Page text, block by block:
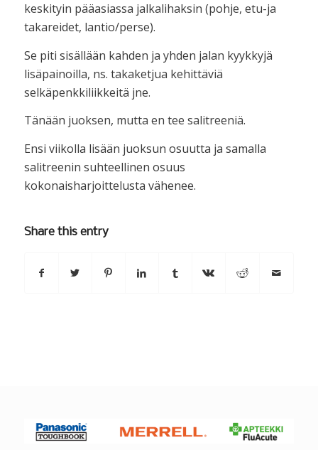
keskityin pääasiassa jalkalihaksin (pohje, etu-ja
takareidet, lantio/perse).
Se piti sisällään kahden ja yhden jalan kyykkyjä
lisäpainoilla, ns. takaketjua kehittäviä
selkäpenkkiliikkeitä jne.
Tänään juoksen, mutta en tee salitreeniä.
Ensi viikolla lisään juoksun osuutta ja samalla
salitreenin suhteellinen osuus
kokonaisharjoittelusta vähenee.
Share this entry